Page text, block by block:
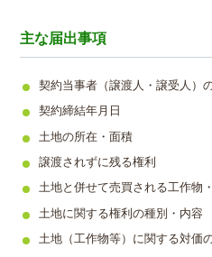
主な届出事項
契約当事者（譲渡人・譲受人）
契約締結年月日
土地の所在・面積
譲渡されずに残る権利
土地と併せて売買される工作物
土地に関する権利の種別・内容
土地（工作物等）に関する対価